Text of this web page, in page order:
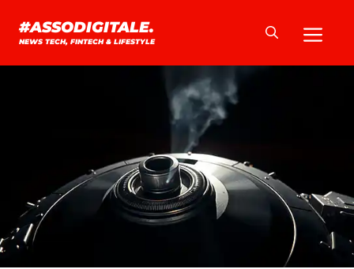
#ASSODIGITALE.
NEWS TECH, FINTECH & LIFESTYLE